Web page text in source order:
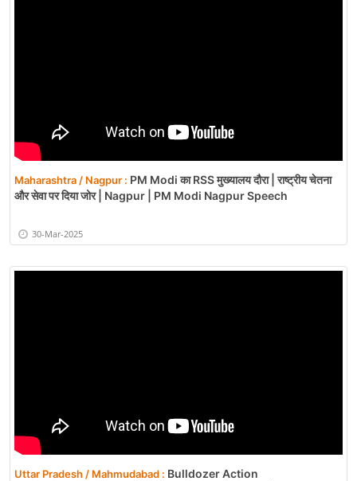
Maharashtra / Nagpur : PM Modi का RSS मुख्यालय दौरा | राष्ट्रीय चेतना
और सेवा पर दिया जोर | Nagpur | PM Modi Nagpur Speech
30-Mar-2025
Uttar Pradesh / Mahmudabad : Bulldozer Action